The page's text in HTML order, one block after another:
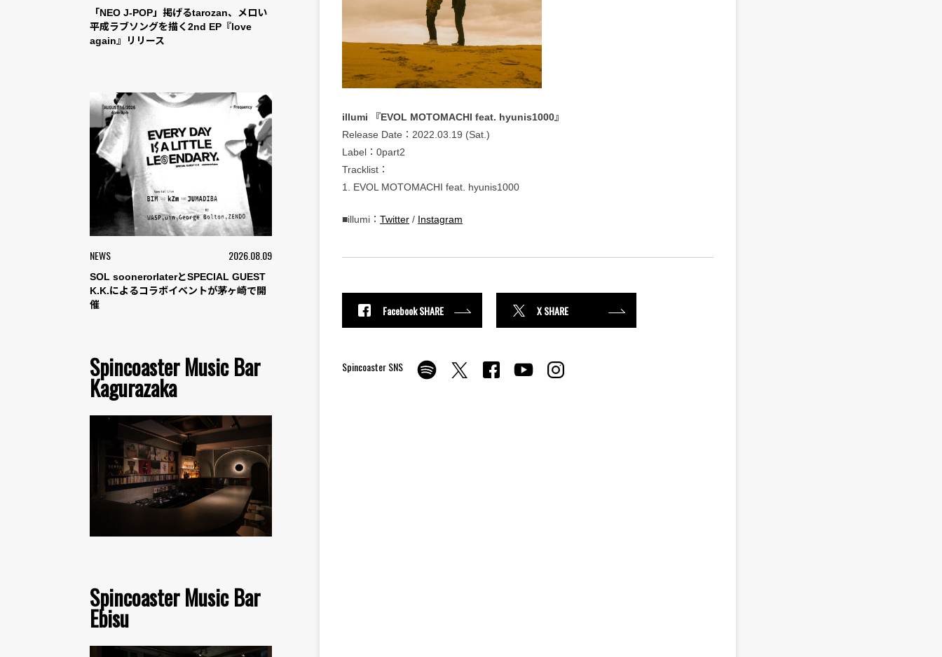
「NEO J-POP」掲げるtarozan、メロい
平成ラブソングを描く2nd EP『love
again』リリース
NEWS 2026.08.09
SOL soonerorlaterとSPECIAL GUEST
K.K.によるコラボイベントが茅ヶ崎で開
催
Spincoaster Music Bar
Kagurazaka
Spincoaster Music Bar
Ebisu
illumi 『EVOL MOTOMACHI feat. hyunis1000』
Release Date：2022.03.19 (Sat.)
Label：0part2
Tracklist：
1. EVOL MOTOMACHI feat. hyunis1000
■illumi： Twitter / Instagram
Facebook SHARE X SHARE
Spincoaster SNS